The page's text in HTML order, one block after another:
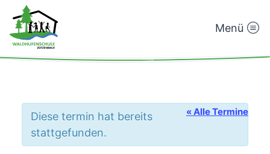
Waldhufenschule
Menü
« Alle Termine
Diese termin hat bereits
stattgefunden.